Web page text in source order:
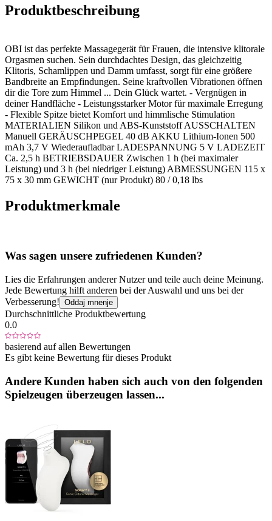
Produktbeschreibung
OBI ist das perfekte Massagegerät für Frauen, die intensive klitorale
Orgasmen suchen. Sein durchdachtes Design, das gleichzeitig
Klitoris, Schamlippen und Damm umfasst, sorgt für eine größere
Bandbreite an Empfindungen. Seine kraftvollen Vibrationen öffnen
dir die Tore zum Himmel ... Dein Glück wartet. - Vergnügen in
deiner Handfläche - Leistungsstarker Motor für maximale Erregung
- Flexible Spitze bietet Komfort und himmlische Stimulation
MATERIALIEN Silikon und ABS-Kunststoff AUSSCHALTEN
Manuell GERÄUSCHPEGEL 40 dB AKKU Lithium-Ionen 500
mAh 3,7 V Wiederaufladbar LADESPANNUNG 5 V LADEZEIT
Ca. 2,5 h BETRIEBSDAUER Zwischen 1 h (bei maximaler
Leistung) und 3 h (bei niedriger Leistung) ABMESSUNGEN 115 x
75 x 30 mm GEWICHT (nur Produkt) 80 / 0,18 lbs
Produktmerkmale
Was sagen unsere zufriedenen Kunden?
Lies die Erfahrungen anderer Nutzer und teile auch deine Meinung.
Jede Bewertung hilft anderen bei der Auswahl und uns bei der
Verbesserung! Oddaj mnenje
Durchschnittliche Produktbewertung
0.0
basierend auf allen Bewertungen
Es gibt keine Bewertung für dieses Produkt
Andere Kunden haben sich auch von den folgenden
Spielzeugen überzeugen lassen...